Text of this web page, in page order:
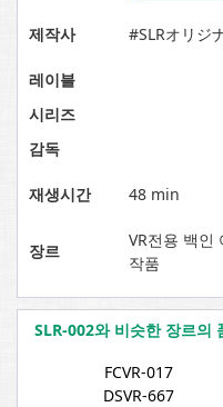
제작사 #SLRオリジ
레이블
시리즈
감독
재생시간 48 min
장르
VR전용 백인
작품
SLR-002와 비슷한 장르의
FCVR-017
DSVR-667